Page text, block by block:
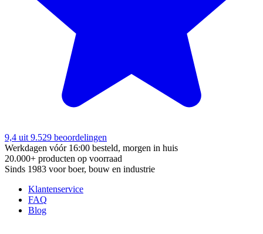
9,4 uit 9.529 beoordelingen
Werkdagen vóór 16:00 besteld, morgen in huis
20.000+ producten op voorraad
Sinds 1983 voor boer, bouw en industrie
Klantenservice
FAQ
Blog